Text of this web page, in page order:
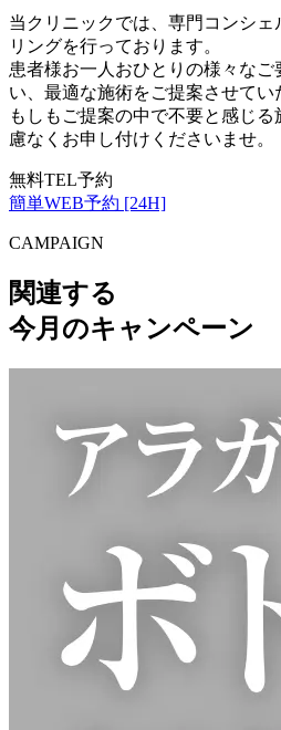
当クリニックでは、専門コンシ
リングを行っております。
患者様お一人おひとりの様々な
い、最適な施術をご提案させてい
もしもご提案の中で不要と感じ
慮なくお申し付けくださいませ。
無料TEL予約
簡単WEB予約 [24H]
CAMPAIGN
関連する
今月のキャンペーン